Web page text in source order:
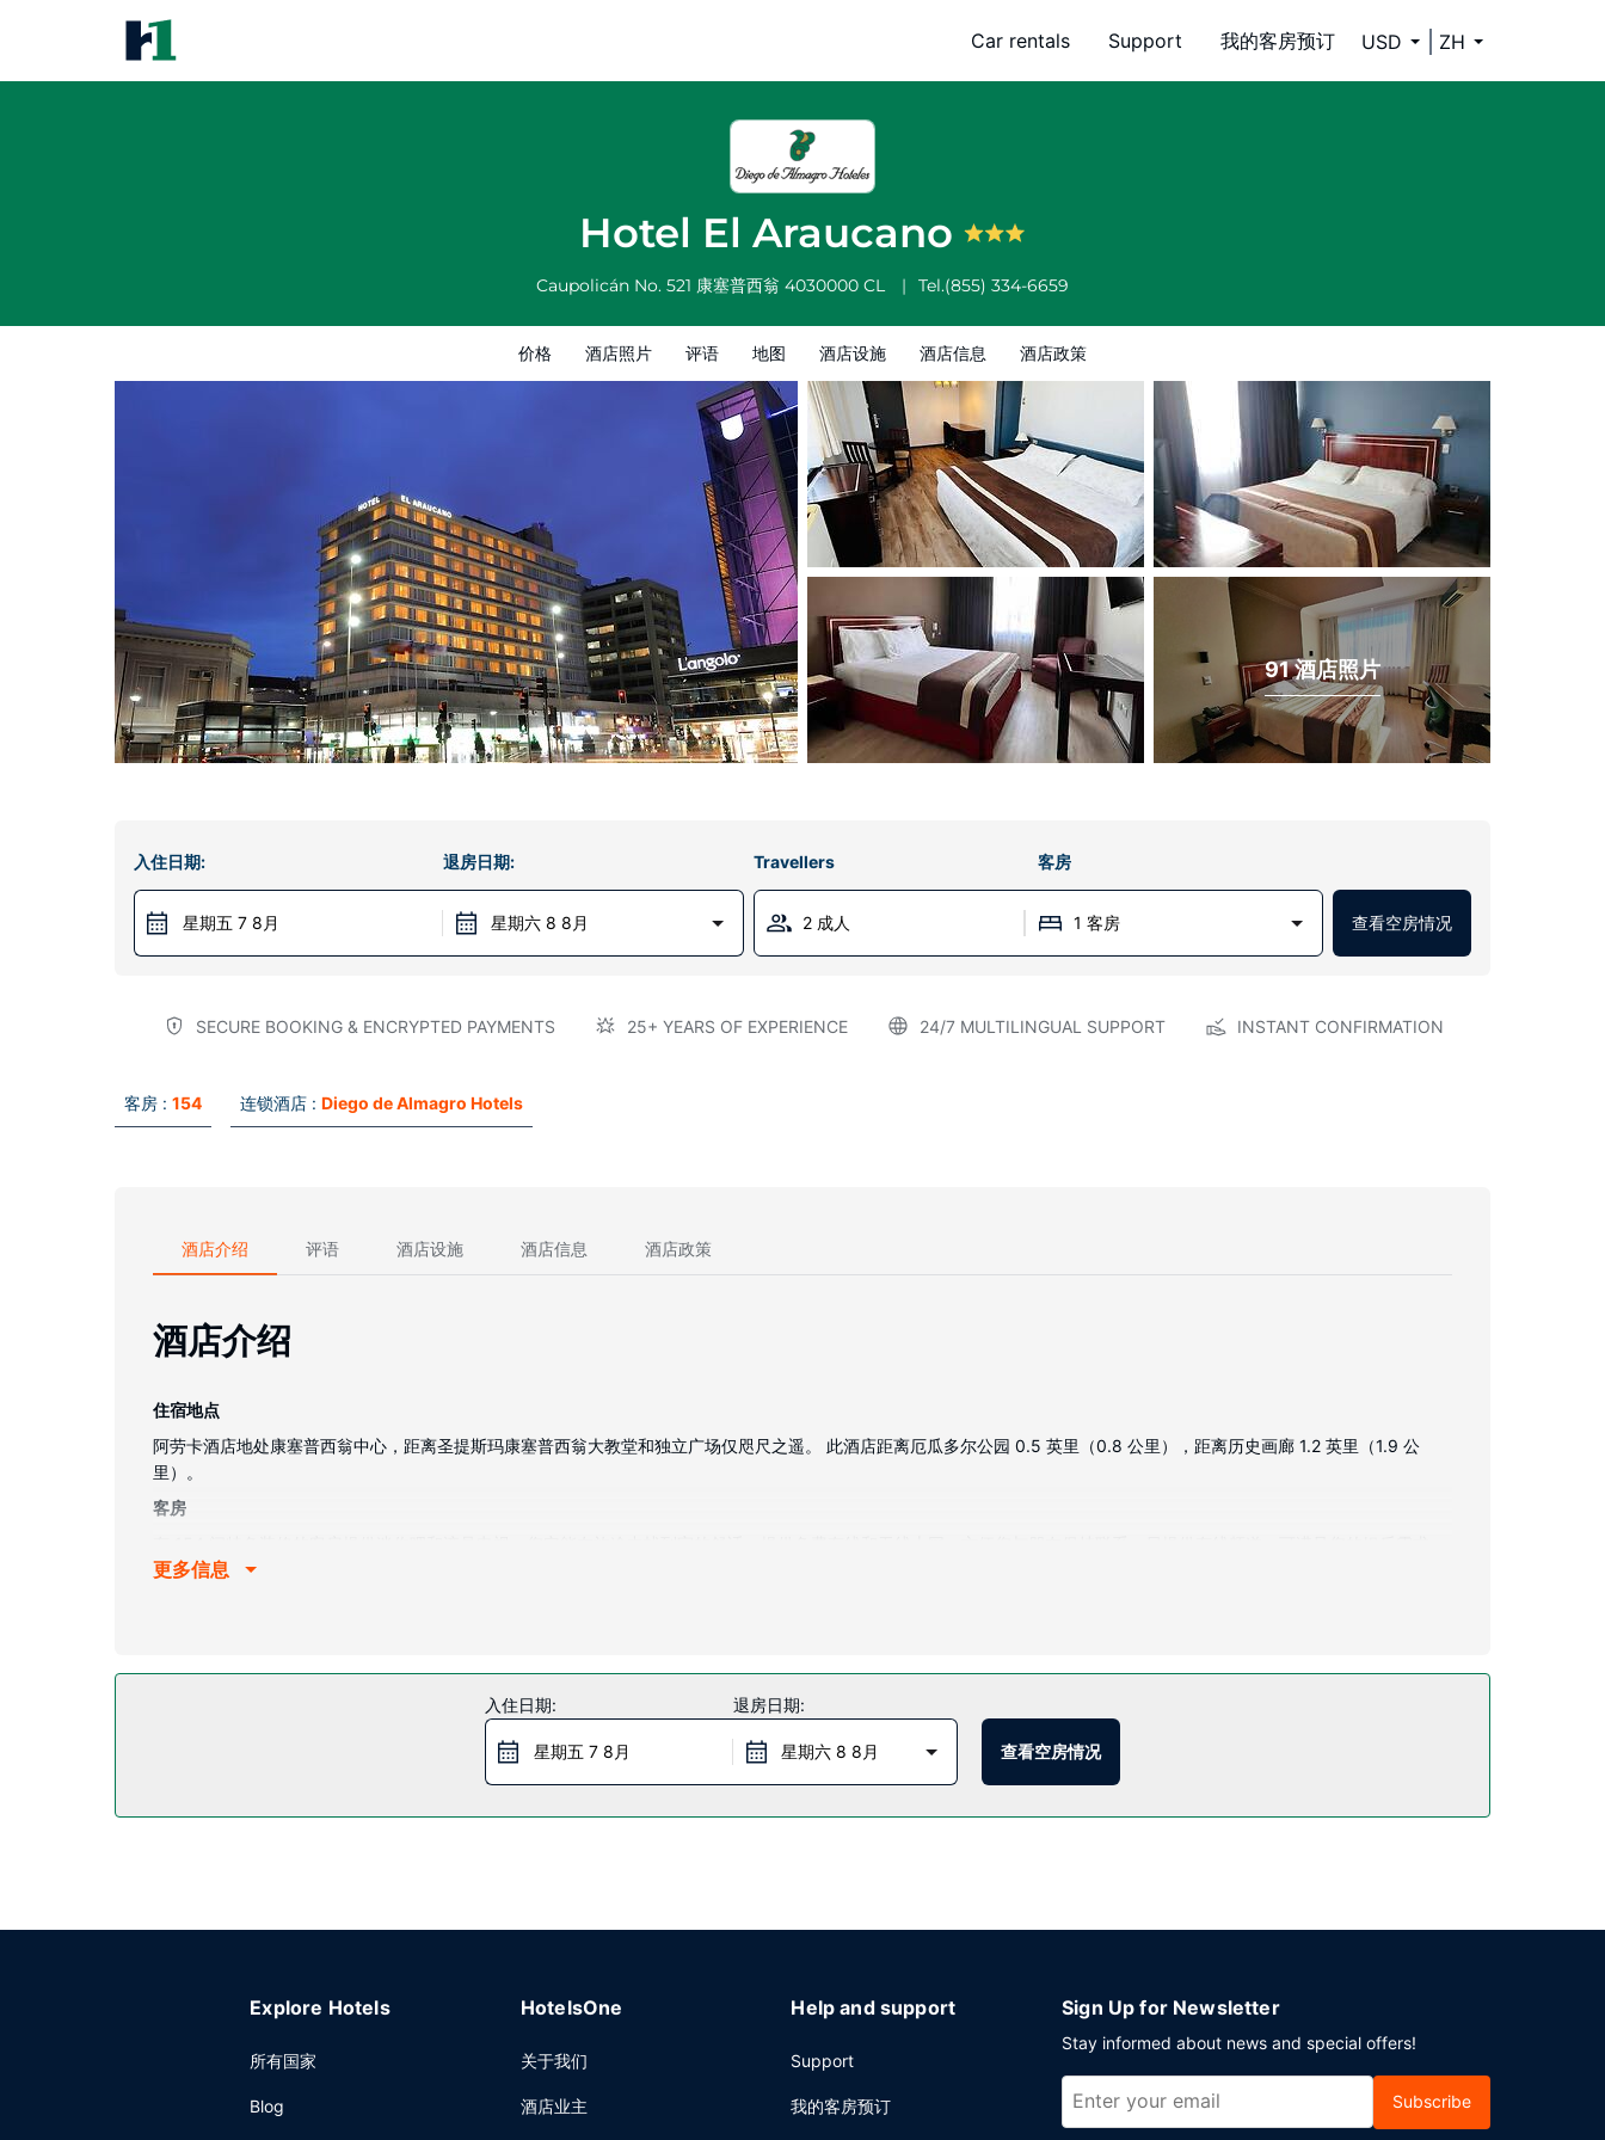
Car rentals Support 我的客房预订 USD ZH
Hotel El Araucano
Caupolicán No. 521 康塞普西翁 4030000 CL Tel.(855) 334-6659
价格 酒店照片 评语 地图 酒店设施 酒店信息 酒店政策
91 酒店照片
入住日期:
星期五 7 8月
退房日期:
星期六 8 8月
Travellers 客房
2 成人 1 客房 查看空房情况
SECURE BOOKING & ENCRYPTED PAYMENTS 25+ YEARS OF EXPERIENCE 24/7 MULTILINGUAL SUPPORT INSTANT CONFIRMATION
客房 : 154 连锁酒店 : Diego de Almagro Hotels
酒店介绍 评语 酒店设施 酒店信息 酒店政策
酒店介绍
住宿地点
阿劳卡酒店地处康塞普西翁中心，距离圣提斯玛康塞普西翁大教堂和独立广场仅咫尺之遥。 此酒店距离厄瓜多尔公园 0.5 英里（0.8 公里），距离历史画廊 1.2 英里（1.9 公
里）。
客房
配备淋浴/盆浴组合的私人浴室提供大花洒淋浴喷头和免费洗浴用品。便利设施包括电话，以及保险箱和书桌。
餐厅
您可以去CACIQUE’S Restaurante享用一顿美餐，也可以待在房间里，享受酒店的部分时段客房送餐服务。您可以到酒吧/酒廊，点一杯喜欢的饮品，畅饮一番。每日 06:30 至
更多信息
入住日期:
星期五 7 8月
退房日期:
星期六 8 8月 查看空房情况
Explore Hotels
所有国家
Blog
HotelsOne
关于我们
酒店业主
Help and support
Support
我的客房预订
Sign Up for Newsletter
Stay informed about news and special offers!
Subscribe